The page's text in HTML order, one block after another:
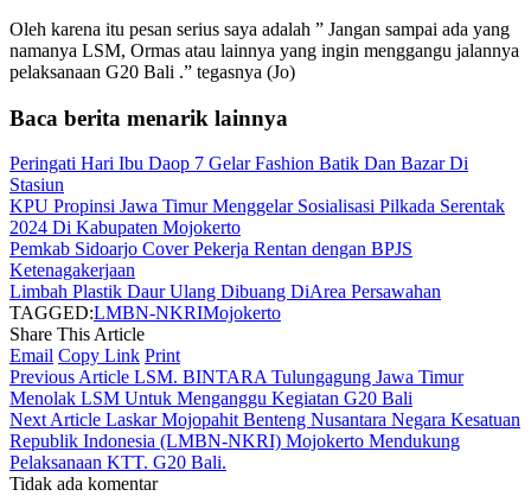
Oleh karena itu pesan serius saya adalah ” Jangan sampai ada yang
namanya LSM, Ormas atau lainnya yang ingin menggangu jalannya
pelaksanaan G20 Bali .” tegasnya (Jo)
Baca berita menarik lainnya
Peringati Hari Ibu Daop 7 Gelar Fashion Batik Dan Bazar Di
Stasiun
KPU Propinsi Jawa Timur Menggelar Sosialisasi Pilkada Serentak
2024 Di Kabupaten Mojokerto
Pemkab Sidoarjo Cover Pekerja Rentan dengan BPJS
Ketenagakerjaan
Limbah Plastik Daur Ulang Dibuang DiArea Persawahan
TAGGED:LMBN-NKRIMojokerto
Share This Article
Email Copy Link Print
Previous Article LSM. BINTARA Tulungagung Jawa Timur
Menolak LSM Untuk Menganggu Kegiatan G20 Bali
Next Article Laskar Mojopahit Benteng Nusantara Negara Kesatuan
Republik Indonesia (LMBN-NKRI) Mojokerto Mendukung
Pelaksanaan KTT. G20 Bali.
Tidak ada komentar